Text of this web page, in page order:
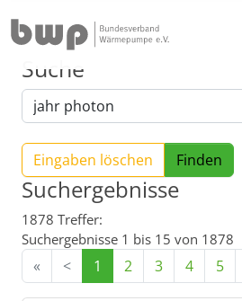
Suche
Eingaben löschen
Suchergebnisse
1878 Treffer:
Suchergebnisse 1 bis 15 von 1878
« < 1 2 3 4 5